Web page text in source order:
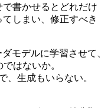
書かせるとどれだけ
しまい、修正すべき
モデルに学習させて、
はないか。
、生成もいらない。